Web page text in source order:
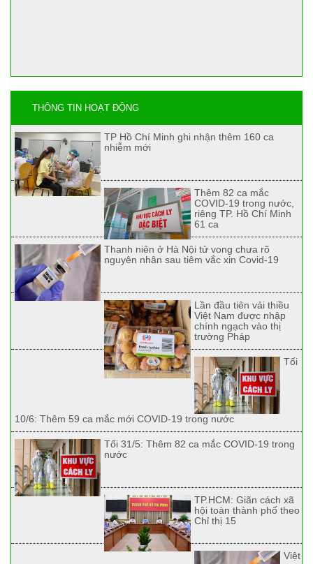
THÔNG TIN HOẠT ĐỘNG
TP Hồ Chí Minh ghi nhận thêm 160 ca
nhiễm mới
Thêm 82 ca mắc
COVID-19 trong nước,
riêng TP. Hồ Chí Minh
61 ca
Thanh niên ở Hà Nội tử vong chưa rõ
nguyên nhân sau tiêm vắc xin Covid-19
Lần đầu tiên vải thiều
Việt Nam được nhập
chính ngạch vào thị
trường Pháp
Tối
10/6: Thêm 59 ca mắc mới COVID-19 trong nước
Tối 31/5: Thêm 82 ca mắc COVID-19 trong
nước
TP.HCM: Giãn cách xã
hội toàn thành phố theo
Chỉ thị 15
Việt